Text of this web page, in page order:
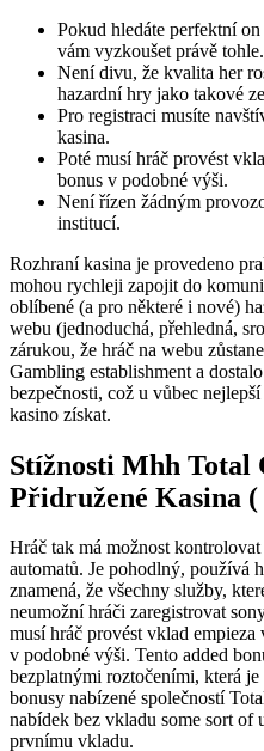
Pokud hledáte perfektní
vám vyzkoušet právě tohle.
Není divu, že kvalita her
hazardní hry jako takové
Pro registraci musíte
kasina.
Poté musí hráč provést
bonus v podobné výši.
Není řízen žádným
institucí.
Rozhraní kasina je provedeno
mohou rychleji zapojit do
oblíbené (a pro některé i nové)
webu (jednoduchá, přehledná,
zárukou, že hráč na webu
Gambling establishment a
bezpečnosti, což u vůbec
kasino získat.
Stížnosti Mhh Total
Přidružené Kasina (
Hráč tak má možnost
automatů. Je pohodlný, používá
znamená, že všechny služby,
neumožní hráči zaregistrovat
musí hráč provést vklad
v podobné výši. Tento added
bezplatnými roztočeními, která
bonusy nabízené společností
nabídek bez vkladu some sort
prvnímu vkladu.